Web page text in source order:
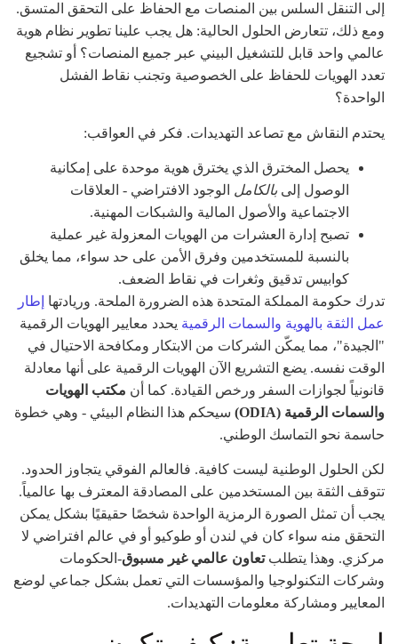
إلى التنقل السلس بين المنصات مع الحفاظ على التحقق المتسق.
ومع ذلك، تتعارض الحلول الحالية: هل يجب علينا تطوير نظام هوية
عالمي واحد قابل للتشغيل البيني عبر جميع المنصات؟ أو تشجيع
تعدد الهويات للحفاظ على الخصوصية وتجنب نقاط الفشل
الواحدة؟
يحتدم النقاش مع تصاعد التهديدات. فكر في العواقب:
يحصل المخترق الذي يخترق هوية موحدة على إمكانية
الوصول إلىبالكامل الوجود الافتراضي - العلاقات
الاجتماعية والأصول المالية والشبكات المهنية.
تصبح إدارة العشرات من الهويات المعزولة غير عملية
بالنسبة للمستخدمين وفرق الأمن على حد سواء، مما يخلق
كوابيس تدقيق وثغرات في نقاط الضعف.
تدرك حكومة المملكة المتحدة هذه الضرورة الملحة. وريادتهاإطار
عمل الثقة بالهوية والسمات الرقميةيحدد معايير الهويات الرقمية
"الجيدة"، مما يمكّن الشركات من الابتكار ومكافحة الاحتيال في
الوقت نفسه. يضع التشريع الآن الهويات الرقمية على أنها معادلة
قانونياً لجوازات السفر ورخص القيادة. كما أنمكتب الهويات
والسمات الرقمية (ODIA)
سيحكم هذا النظام البيئي - وهي خطوة
حاسمة نحو التماسك الوطني.
لكن الحلول الوطنية ليست كافية. فالعالم الفوقي يتجاوز الحدود.
تتوقف الثقة بين المستخدمين على المصادقة المعترف بها عالمياً.
يجب أن تمثل الصورة الرمزية الواحدة شخصًا حقيقيًا بشكل يمكن
التحقق منه سواء كان في لندن أو طوكيو أو في عالم افتراضي لا
مركزي. وهذا يتطلبتعاون عالمي غير مسبوق-الحكومات
وشركات التكنولوجيا والمؤسسات التي تعمل بشكل جماعي لوضع
المعايير ومشاركة معلومات التهديدات.